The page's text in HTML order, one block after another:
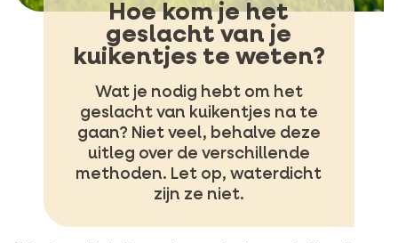
Hoe kom je het
geslacht van je
kuikentjes te weten?
Wat je nodig hebt om het
geslacht van kuikentjes na te
gaan? Niet veel, behalve deze
uitleg over de verschillende
methoden. Let op, waterdicht
zijn ze niet.